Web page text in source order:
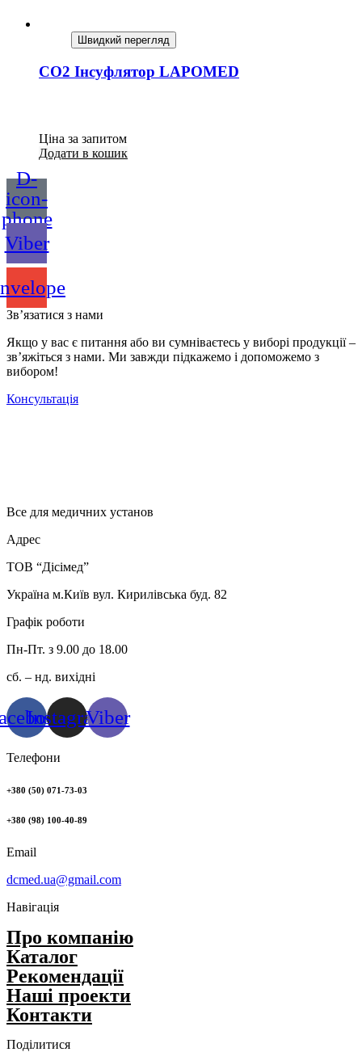
Швидкий перегляд
СО2 Інсуфлятор LAPOMED
Ціна за запитом
Додати в кошик
D-
icon-
phone
Viber
Зв’язатися з нами
Якщо у вас є питання або ви сумніваєтесь у виборі продукції –
зв’яжіться з нами. Ми завжди підкажемо і допоможемо з
вибором!
Консультація
Все для медичних установ
Адрес
ТОВ “Дісімед”
Україна м.Київ вул. Кирилівська буд. 82
Графік роботи
Пн-Пт. з 9.00 до 18.00
сб. – нд. вихідні
InstagramViber
Телефони
+380 (50) 071-73-03
+380 (98) 100-40-89
Email
dcmed.ua@gmail.com
Навігація
Про компанію
Каталог
Рекомендації
Нашi проекти
Контакти
Поділитися